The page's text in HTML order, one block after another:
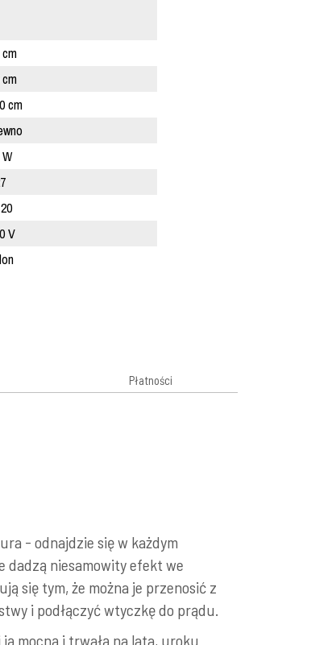
cm
V
Płatności
- odnajdzie się w każdym
dadzą niesamowity efekt we
się tym, że można je przenosić z
i podłączyć wtyczkę do prądu.
mocną i trwałą na lata, uroku